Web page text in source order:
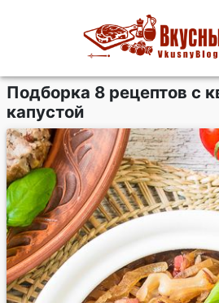
Подборка 8 рецептов с
капустой